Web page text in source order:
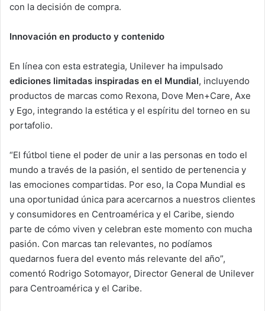
con la decisión de compra.
Innovación en producto y contenido
En línea con esta estrategia, Unilever ha impulsado
ediciones limitadas inspiradas en el Mundial, incluyendo
productos de marcas como Rexona, Dove Men+Care, Axe
y Ego, integrando la estética y el espíritu del torneo en su
portafolio.
“El fútbol tiene el poder de unir a las personas en todo el
mundo a través de la pasión, el sentido de pertenencia y
las emociones compartidas. Por eso, la Copa Mundial es
una oportunidad única para acercarnos a nuestros clientes
y consumidores en Centroamérica y el Caribe, siendo
parte de cómo viven y celebran este momento con mucha
pasión. Con marcas tan relevantes, no podíamos
quedarnos fuera del evento más relevante del año”,
comentó Rodrigo Sotomayor, Director General de Unilever
para Centroamérica y el Caribe.